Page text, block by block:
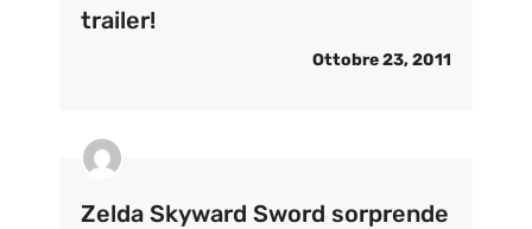
trailer!
Ottobre 23, 2011
Zelda Skyward Sword sorprende